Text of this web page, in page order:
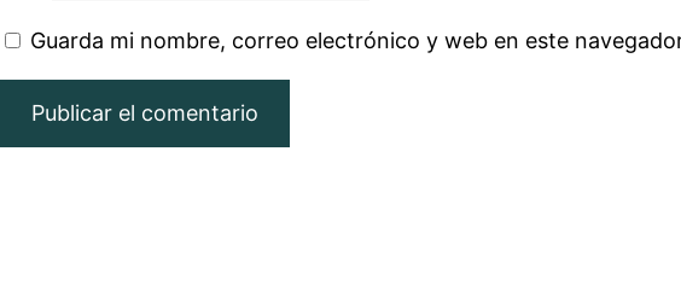
Guarda mi nombre, correo electrónico y web en este